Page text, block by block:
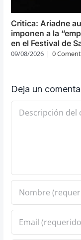
Critica: Ariadne
imponen a la
en el Festival de
09/08/2026 | 0
Deja un
Comentario